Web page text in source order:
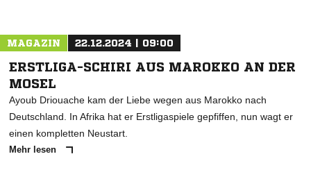
MAGAZIN 22.12.2024 | 09:00
ERSTLIGA-SCHIRI AUS MAROKKO AN DER
MOSEL
Ayoub Driouache kam der Liebe wegen aus Marokko nach
Deutschland. In Afrika hat er Erstligaspiele gepfiffen, nun wagt er
einen kompletten Neustart.
Mehr lesen